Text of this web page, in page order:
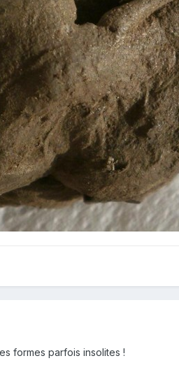
formes parfois insolites !